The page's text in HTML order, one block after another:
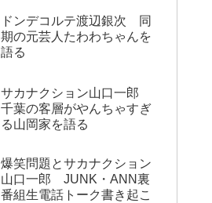
ドンデコルテ渡辺銀次 同
期の元芸人たわわちゃんを
語る
サカナクション山口一郎
千葉の客層がやんちゃすぎ
る山岡家を語る
爆笑問題とサカナクション
山口一郎 JUNK・ANN裏
番組生電話トーク書き起こ